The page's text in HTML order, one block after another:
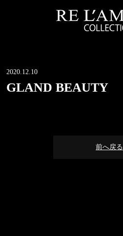
2020.12.10
GLAND BEAUTY
前へ戻る